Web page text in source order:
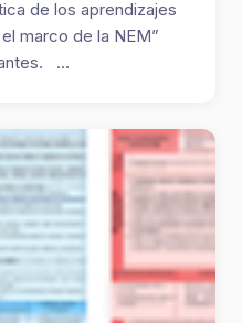
de los aprendizajes
marco de la NEM”
...